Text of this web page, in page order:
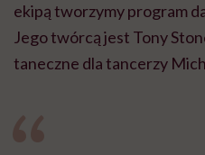
ekipą tworzymy program
Jego twórcą jest Tony
taneczne dla tancerzy